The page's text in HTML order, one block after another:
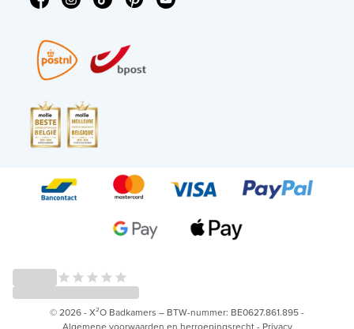
© 2026 - X²O Badkamers – BTW-nummer: BE0627.861.895 -